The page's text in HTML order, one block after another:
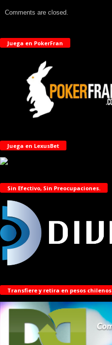
Comments are closed.
Juega en PokerFran
Juega en LexusBet
Sin Efectivo, Sin Preocupaciones.
Transfiere y retira en pesos chilenos